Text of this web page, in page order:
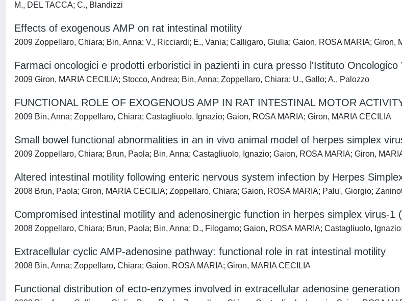
M., DEL TACCA; C., Blandizzi
Effects of exogenous AMP on rat intestinal motility
2009 Zoppellaro, Chiara; Bin, Anna; V., Ricciardi; E., Vania; Calligaro, Giulia; Gaion, ROSA MARIA; Giron,
Farmaci oncologici e prodotti erboristici in pazienti in cura presso l'Istituto
2009 Giron, MARIA CECILIA; Stocco, Andrea; Bin, Anna; Zoppellaro, Chiara; U., Gallo; A., Palozzo
FUNCTIONAL ROLE OF EXOGENOUS AMP IN RAT INTESTINAL MOTOR
2009 Bin, Anna; Zoppellaro, Chiara; Castagliuolo, Ignazio; Gaion, ROSA MARIA; Giron, MARIA CECILIA
Small bowel functional abnormalities in an in vivo animal model of herpes simplex
2009 Zoppellaro, Chiara; Brun, Paola; Bin, Anna; Castagliuolo, Ignazio; Gaion, ROSA MARIA; Giron,
Altered intestinal motility following enteric nervous system infection by Herpes
2008 Brun, Paola; Giron, MARIA CECILIA; Zoppellaro, Chiara; Gaion, ROSA MARIA; Palu', Giorgio;
Compromised intestinal motility and adenosinergic function in herpes simplex virus-1
2008 Zoppellaro, Chiara; Brun, Paola; Bin, Anna; D., Filogamo; Gaion, ROSA MARIA; Castagliuolo,
Extracellular cyclic AMP-adenosine pathway: functional role in rat intestinal motility
2008 Bin, Anna; Zoppellaro, Chiara; Gaion, ROSA MARIA; Giron, MARIA CECILIA
Functional distribution of ecto-enzymes involved in extracellular adenosine